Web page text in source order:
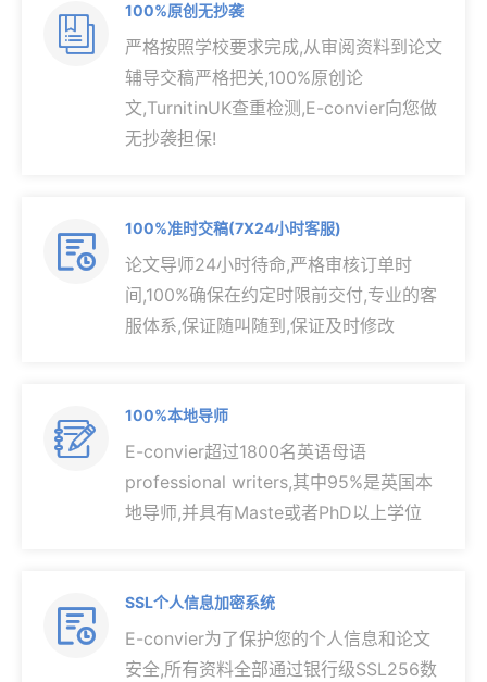

100%原创无抄袭
严格按照学校要求完成,从审阅资料到论文
辅导交稿严格把关,100%原创论
文,TurnitinUK查重检测,E-convier向您做
无抄袭担保!

100%准时交稿(7X24小时客服)
论文导师24小时待命,严格审核订单时
间,100%确保在约定时限前交付,专业的客
服体系,保证随叫随到,保证及时修改

100%本地导师
E-convier超过1800名英语母语
professional writers,其中95%是英国本
地导师,并具有Maste或者PhD以上学位

SSL个人信息加密系统
E-convier为了保护您的个人信息和论文
安全,所有资料全部通过银行级SSL256数